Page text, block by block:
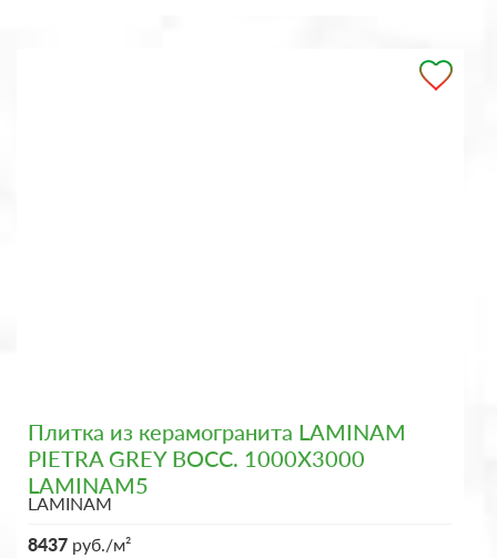
Плитка из керамогранита LAMINAM
PIETRA GREY BOCC. 1000X3000
LAMINAM5
LAMINAM
8437 руб./м²